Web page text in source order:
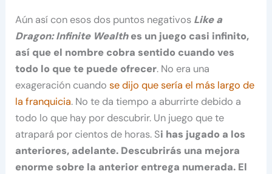
Aún así con esos dos puntos negativos Like a
Dragon: Infinite Wealthes un juego casi infinito,
así que el nombre cobra sentido cuando ves
todo lo que te puede ofrecer. No era una
exageración cuandose dijo que sería el más largo de
la franquicia. No te da tiempo a aburrirte debido a
todo lo que hay por descubrir. Un juego que te
atrapará por cientos de horas. Si has jugado a los
anteriores, adelante. Descubrirás una mejora
enorme sobre la anterior entrega numerada. El